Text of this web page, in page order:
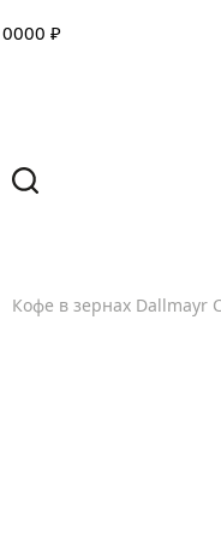
₽
Кофе в зернах Dallmayr